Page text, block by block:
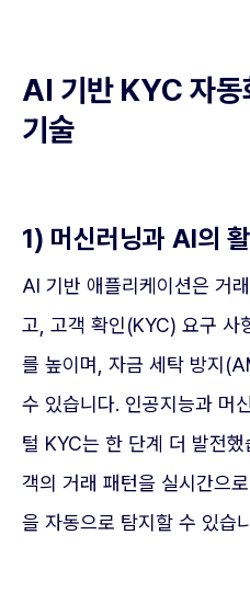
AI 기반 KYC 자동
기술
1) 머신러닝과 AI의
AI 기반 애플리케이션은 거
고, 고객 확인(KYC) 요구 사
를 높이며, 자금 세탁 방지
수 있습니다. 인공지능과 머
털 KYC는 한 단계 더 발전
객의 거래 패턴을 실시간으
을 자동으로 탐지할 수 있습